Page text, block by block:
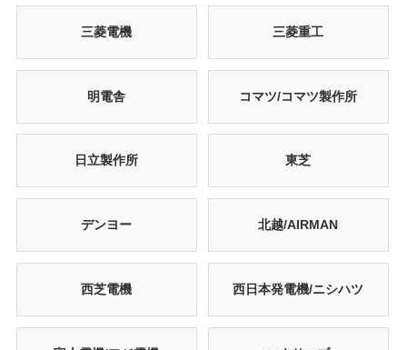
三菱電機 三菱重工
明電舎 コマツ/コマツ製作所
日立製作所 東芝
デンヨー 北越/AIRMAN
西芝電機 西日本発電機/ニシハツ